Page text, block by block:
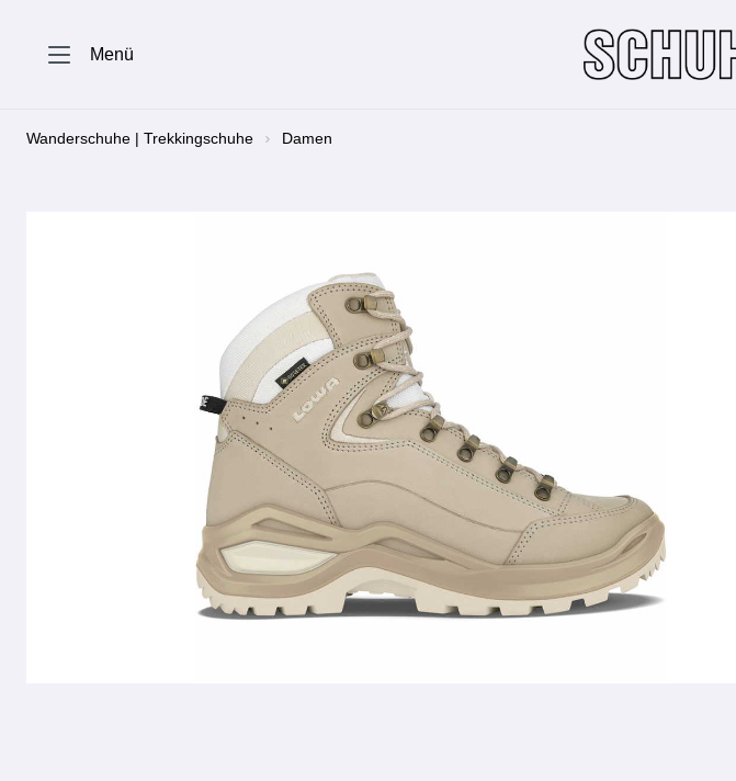
Menü
Wanderschuhe | Trekkingschuhe Damen